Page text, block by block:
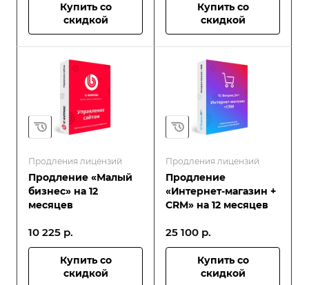
Купить со
скидкой
Купить со
скидкой
Продления лицензий
Продление «Малый
бизнес» на 12
месяцев
10 225 р.
Купить со
скидкой
Продления лицензий
Продление
«Интернет-магазин +
CRM» на 12 месяцев
25 100 р.
Купить со
скидкой